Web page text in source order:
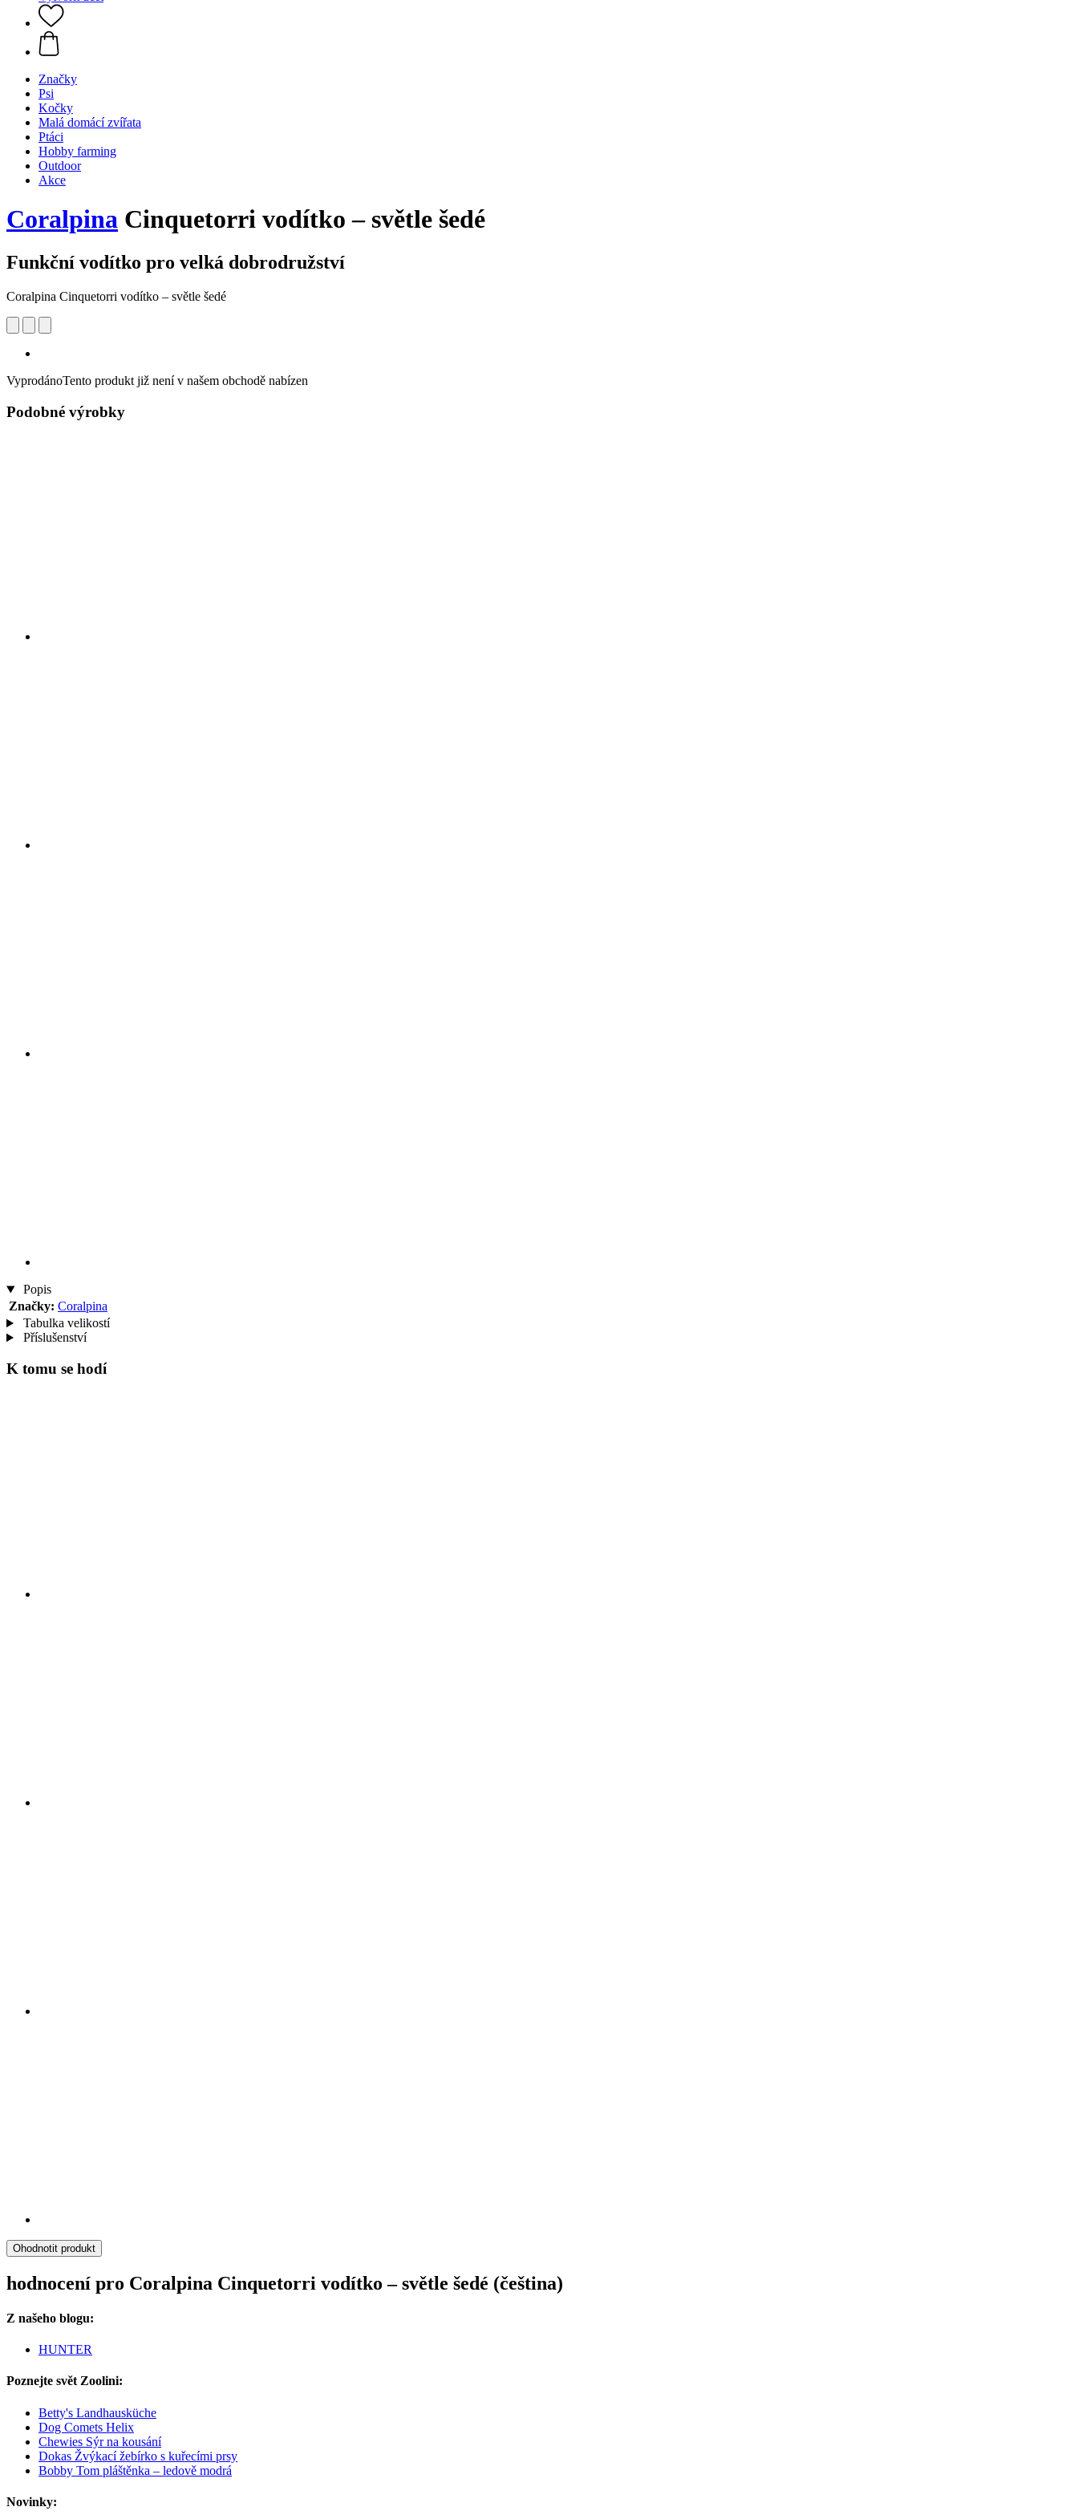
Značky
Psi
Kočky
Malá domácí zvířata
Ptáci
Hobby farming
Outdoor
Akce
Coralpina Cinquetorri vodítko – světle šedé
Funkční vodítko pro velká dobrodružství
Coralpina Cinquetorri vodítko – světle šedé
VyprodánoTento produkt již není v našem obchodě nabízen
Podobné výrobky
Popis
Značky: Coralpina
Tabulka velikostí
Příslušenství
K tomu se hodí
Ohodnotit produkt
hodnocení pro Coralpina Cinquetorri vodítko – světle šedé (čeština)
Z našeho blogu:
HUNTER
Poznejte svět Zoolini:
Betty's Landhausküche
Dog Comets Helix
Chewies Sýr na kousání
Dokas Žvýkací žebírko s kuřecími prsy
Bobby Tom pláštěnka – ledově modrá
Novinky: